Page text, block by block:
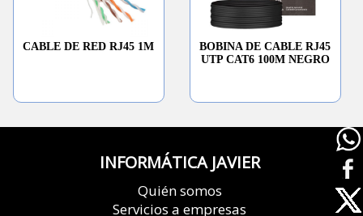
CABLE DE RED RJ45 1M
BOBINA DE CABLE RJ45
UTP CAT6 100M NEGRO
INFORMÁTICA JAVIER
Quién somos
Servicios a empresas